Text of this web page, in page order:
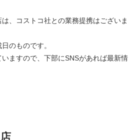
、コストコ社との業務提携はございま
のものです。
ますので、下部にSNSがあれば最新情
店